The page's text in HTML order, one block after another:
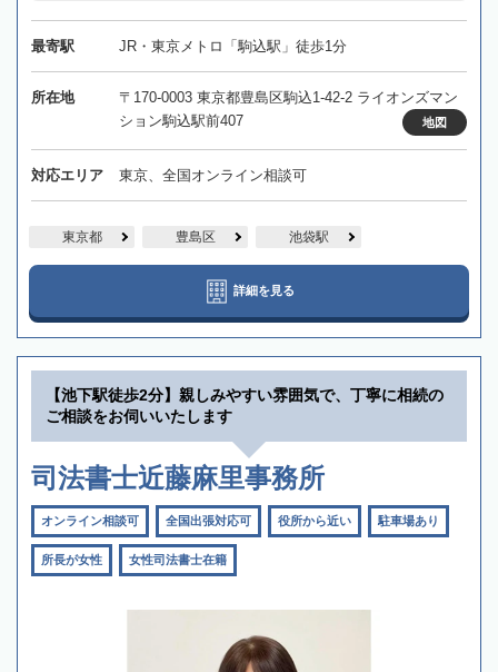
最寄駅 JR・東京メトロ「駒込駅」徒歩1分
所在地
〒170-0003 東京都豊島区駒込1-42-2 ライオンズマン
ション駒込駅前407
地図
対応エリア 東京、全国オンライン相談可
東京都 豊島区 池袋駅
詳細を見る
【池下駅徒歩2分】親しみやすい雰囲気で、丁寧に相続の
ご相談をお伺いいたします
司法書士近藤麻里事務所
オンライン相談可 全国出張対応可 役所から近い 駐車場あり
所長が女性 女性司法書士在籍